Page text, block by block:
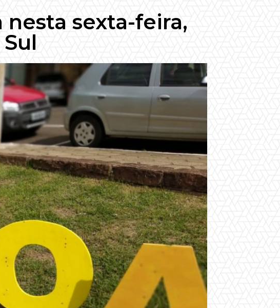
sexta-feira,